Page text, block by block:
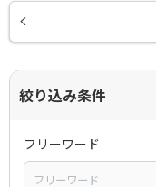
絞り込み条件
フリーワード